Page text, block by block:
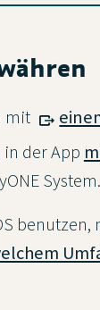
mit
in der App
System.
benutzen,